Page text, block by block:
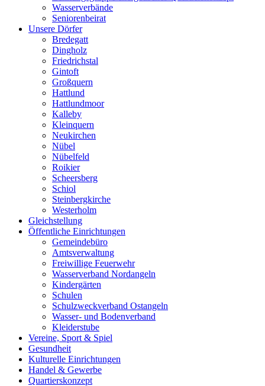
Wasserverbände
Seniorenbeirat
Unsere Dörfer
Bredegatt
Dingholz
Friedrichstal
Gintoft
Großquern
Hattlund
Hattlundmoor
Kalleby
Kleinquern
Neukirchen
Nübel
Nübelfeld
Roikier
Scheersberg
Schiol
Steinbergkirche
Westerholm
Gleichstellung
Öffentliche Einrichtungen
Gemeindebüro
Amtsverwaltung
Freiwillige Feuerwehr
Wasserverband Nordangeln
Kindergärten
Schulen
Schulzweckverband Ostangeln
Wasser- und Bodenverband
Kleiderstube
Vereine, Sport & Spiel
Gesundheit
Kulturelle Einrichtungen
Handel & Gewerbe
Quartierskonzept